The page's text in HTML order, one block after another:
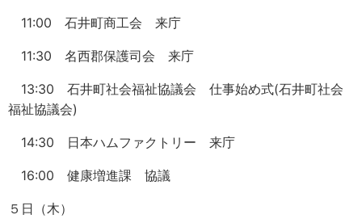
11:00 石井町商工会 来庁
11:30 名西郡保護司会 来庁
13:30 石井町社会福祉協議会 仕事始め式(石井町社会
福祉協議会)
14:30 日本ハムファクトリー 来庁
16:00 健康増進課 協議
５日（木）